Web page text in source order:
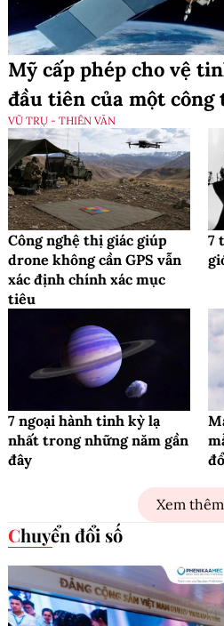
Mỹ cấp phép cho vệ
đầu tiên của một
VŨ TRỤ - THIÊN VĂN
Công nghệ thị giác giúp
drone không cần GPS vẫn
xác định chính xác mục
tiêu
7
7 ngoại hành tinh kỳ lạ
nhất trong những năm gần
đây
Xem thêm
Chuyển đổi số